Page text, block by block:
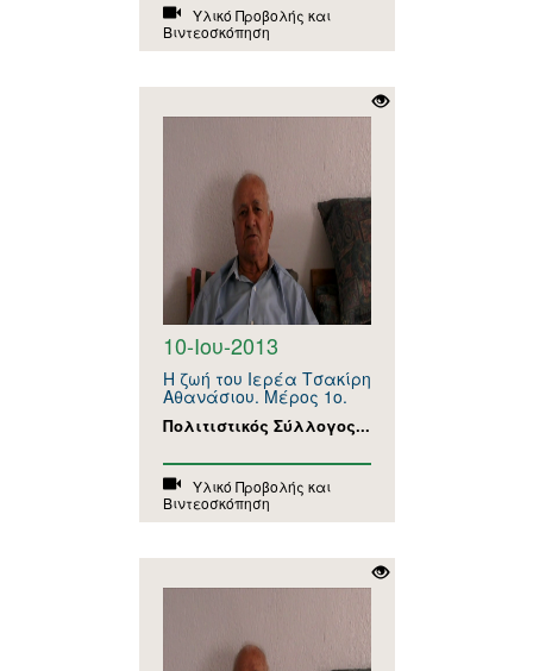
Υλικό Προβολής και
Βιντεοσκόπηση
10-Ιου-2013
Η ζωή του Ιερέα Τσακίρη
Αθανάσιου. Μέρος 1ο.
Πολιτιστικός Σύλλογος...
Υλικό Προβολής και
Βιντεοσκόπηση